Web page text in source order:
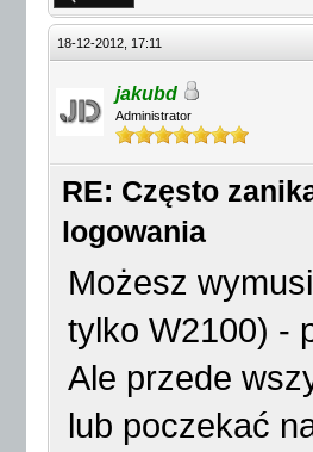
18-12-2012, 17:11
jakubd
Administrator
RE: Często
logowania
Możesz
tylko W2100) -
Ale przede
lub poczekać